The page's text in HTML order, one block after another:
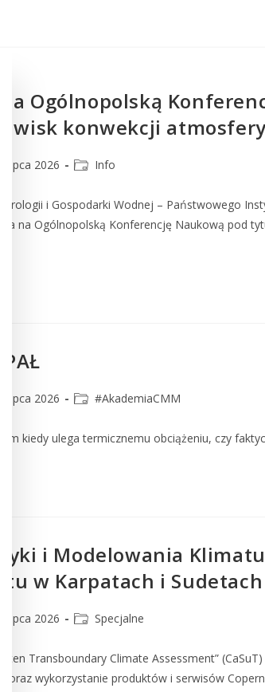
Ogólnopolską
konwekcji
31 lipca 2026 Info
i Gospodarki Wodnej – Państwowego
na Ogólnopolską Konferencję Naukową pod
15 lipca 2026 #AkademiaCMM
kiedy ulega termicznemu obciążeniu, czy
i Modelowania
w Karpatach i Sudetach
lipca 2026 Specjalne
Transboundary Climate Assessment”
oraz wykorzystanie produktów i serwisów